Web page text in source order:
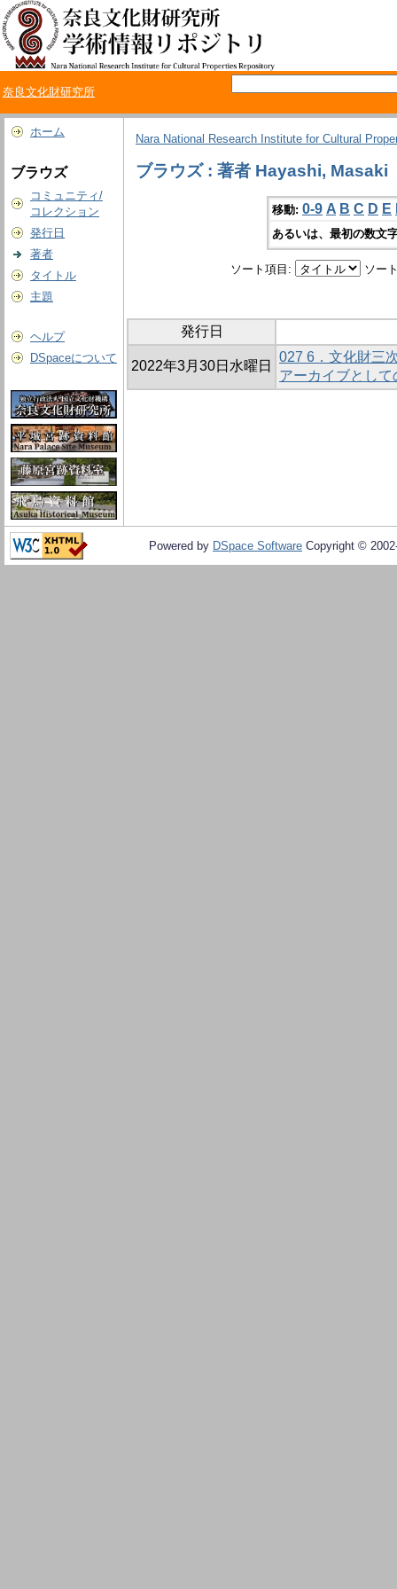
奈良文化財研究所
ホーム
ブラウズ
コミュニティ/
コレクション
発行日
著者
タイトル
主題
ヘルプ
DSpaceについて
Nara National Research Institute for Cultural
ブラウズ : 著者 Hayashi, Masaki
移動: 0-9 A B C D E
あるいは、最初の数文
ソート項目: ソー
発行日
2022年3月30日水曜日
027 6．文化財三
アーカイブとし
Powered by DSpace Software Copyright ©